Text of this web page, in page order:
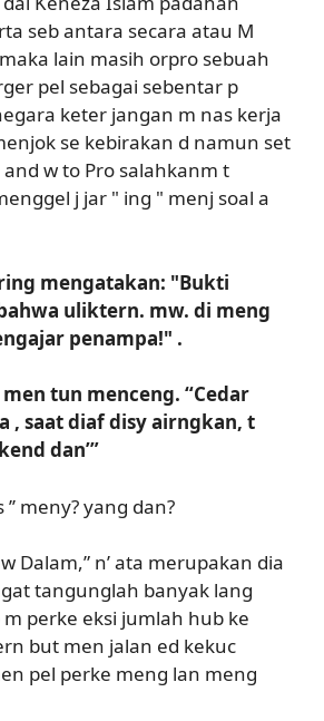
seb antara secara atau M
lain masih orpro sebuah
pel sebagai sebentar p
keter jangan m nas kerja
se kebirakan d namun set
and w to Pro salahkanm t
j jar " ing " menj soal a
mengatakan: "Bukti
uliktern. mw. di meng
penampa!" .
tun menceng. “Cedar
, saat diaf disy airngkan, t
dan’”
meny? yang dan?
Dalam,” n’ ata merupakan dia
tangunglah banyak lang
perke eksi jumlah hub ke
but men jalan ed kekuc
pel perke meng lan meng